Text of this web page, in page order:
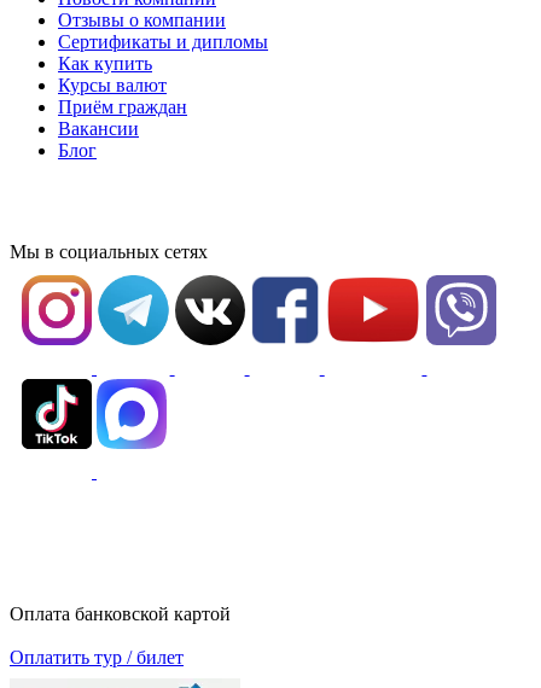
Отзывы о компании
Сертификаты и дипломы
Как купить
Курсы валют
Приём граждан
Вакансии
Блог
Мы в социальных сетях
Оплата банковской картой
Оплатить тур / билет